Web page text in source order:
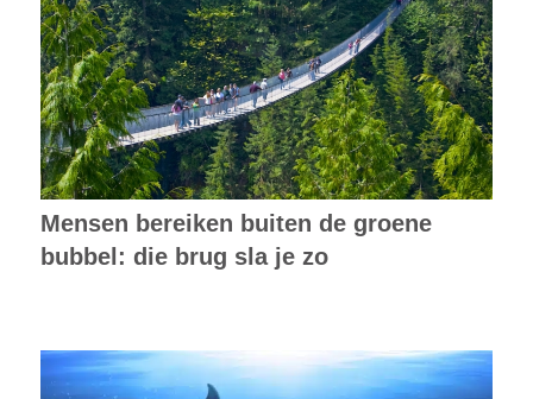
Mensen bereiken buiten de groene
bubbel: die brug sla je zo